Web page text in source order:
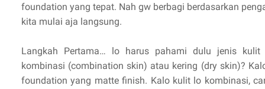
foundation yang tepat. Nah gw berbagi berdasarkan
kita mulai aja langsung.
Langkah Pertama… lo harus pahami dulu jenis kulit
kombinasi (combination skin) atau kering (dry skin)?
foundation yang matte finish. Kalo kulit lo kombinasi,